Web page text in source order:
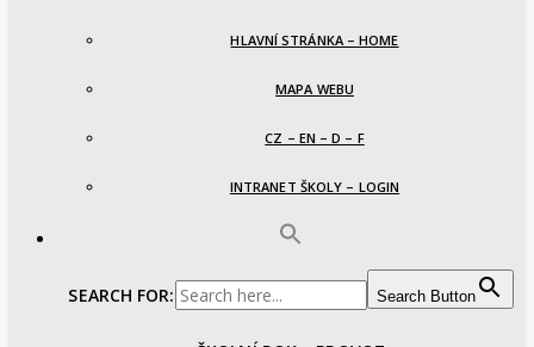
HLAVNÍ STRÁNKA – HOME
MAPA WEBU
CZ – EN – D – F
INTRANET ŠKOLY – LOGIN
SEARCH FOR: Search Button